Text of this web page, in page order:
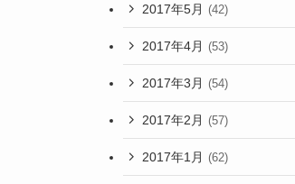
2017年5月 (42)
2017年4月 (53)
2017年3月 (54)
2017年2月 (57)
2017年1月 (62)